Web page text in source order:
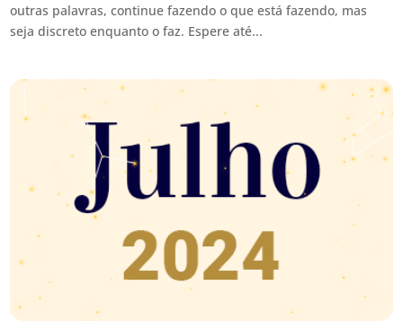
outras palavras, continue fazendo o que está fazendo, mas
seja discreto enquanto o faz. Espere até...